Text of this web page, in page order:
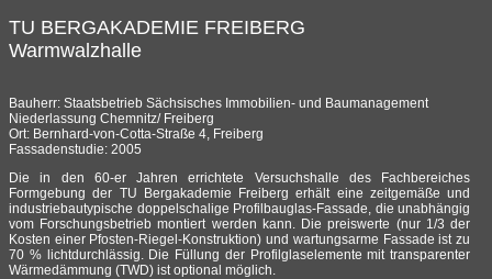
TU BERGAKADEMIE FREIBERG
Warmwalzhalle
Bauherr: Staatsbetrieb Sächsisches Immobilien- und Baumanagement
Niederlassung Chemnitz/ Freiberg
Ort: Bernhard-von-Cotta-Straße 4, Freiberg
Fassadenstudie: 2005
Die in den 60-er Jahren errichtete Versuchshalle des Fachbereiches
Formgebung der TU Bergakademie Freiberg erhält eine zeitgemäße und
industriebautypische doppelschalige Profilbauglas-Fassade, die unabhängig
vom Forschungsbetrieb montiert werden kann. Die preiswerte (nur 1/3 der
Kosten einer Pfosten-Riegel-Konstruktion) und wartungsarme Fassade ist zu
70 % lichtdurchlässig. Die Füllung der Profilglaselemente mit transparenter
Wärmedämmung (TWD) ist optional möglich.